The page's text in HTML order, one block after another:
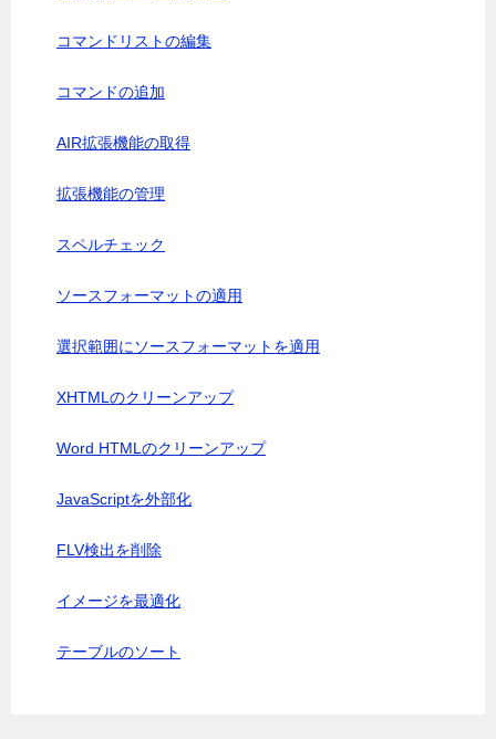
コマンドリストの編集
コマンドの追加
AIR拡張機能の取得
拡張機能の管理
スペルチェック
ソースフォーマットの適用
選択範囲にソースフォーマットを適用
XHTMLのクリーンアップ
Word HTMLのクリーンアップ
JavaScriptを外部化
FLV検出を削除
イメージを最適化
テーブルのソート